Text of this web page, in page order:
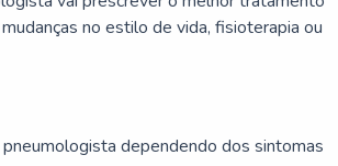
no estilo de vida, fisioterapia ou
dependendo dos sintomas